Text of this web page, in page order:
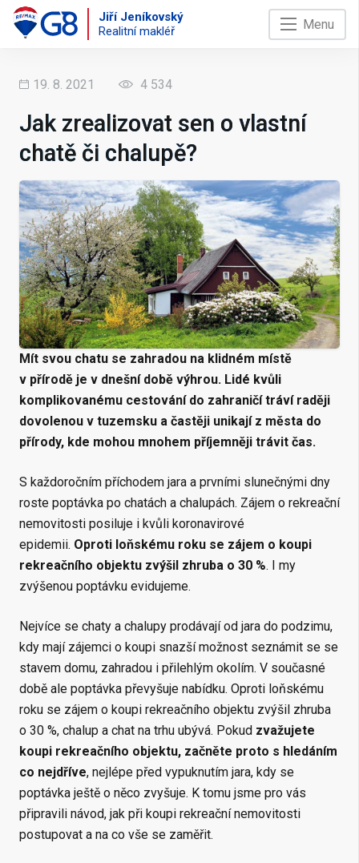
Jiří Jeníkovský
Realitní makléř
Menu
19. 8. 2021 4 534
Jak zrealizovat sen o vlastní
chatě či chalupě?
Mít svou chatu se zahradou na klidném místě
v přírodě je v dnešní době výhrou. Lidé kvůli
komplikovanému cestování do zahraničí tráví raději
dovolenou v tuzemsku a častěji unikají z města do
přírody, kde mohou mnohem příjemněji trávit čas.
S každoročním příchodem jara a prvními slunečnými dny
roste poptávka po chatách a chalupách. Zájem o rekreační
nemovitosti posiluje i kvůli koronavirové
epidemii. Oproti loňskému roku se zájem o koupi
rekreačního objektu zvýšil zhruba o 30 %. I my
zvýšenou poptávku evidujeme.
Nejvíce se chaty a chalupy prodávají od jara do podzimu,
kdy mají zájemci o koupi snazší možnost seznámit se se
stavem domu, zahradou i přilehlým okolím. V současné
době ale poptávka převyšuje nabídku. Oproti loňskému
roku se zájem o koupi rekreačního objektu zvýšil zhruba
o 30 %, chalup a chat na trhu ubývá. Pokud zvažujete
koupi rekreačního objektu, začněte proto s hledáním
co nejdříve, nejlépe před vypuknutím jara, kdy se
poptávka ještě o něco zvyšuje. K tomu jsme pro vás
připravili návod, jak při koupi rekreační nemovitosti
postupovat a na co vše se zaměřit.